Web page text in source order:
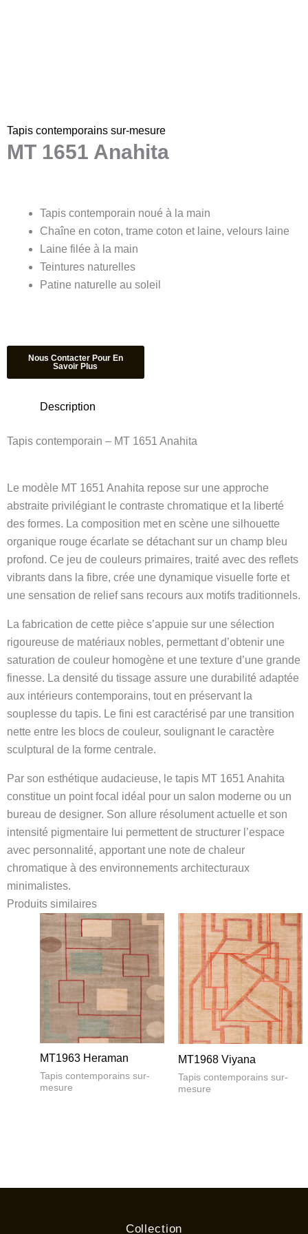
Tapis contemporains sur-mesure
MT 1651 Anahita
Tapis contemporain noué à la main
Chaîne en coton, trame coton et laine, velours laine
Laine filée à la main
Teintures naturelles
Patine naturelle au soleil
Description
Tapis contemporain – MT 1651 Anahita
Le modèle MT 1651 Anahita repose sur une approche
abstraite privilégiant le contraste chromatique et la liberté
des formes. La composition met en scène une silhouette
organique rouge écarlate se détachant sur un champ bleu
profond. Ce jeu de couleurs primaires, traité avec des reflets
vibrants dans la fibre, crée une dynamique visuelle forte et
une sensation de relief sans recours aux motifs traditionnels.
La fabrication de cette pièce s’appuie sur une sélection
rigoureuse de matériaux nobles, permettant d’obtenir une
saturation de couleur homogène et une texture d’une grande
finesse. La densité du tissage assure une durabilité adaptée
aux intérieurs contemporains, tout en préservant la
souplesse du tapis. Le fini est caractérisé par une transition
nette entre les blocs de couleur, soulignant le caractère
sculptural de la forme centrale.
Par son esthétique audacieuse, le tapis MT 1651 Anahita
constitue un point focal idéal pour un salon moderne ou un
bureau de designer. Son allure résolument actuelle et son
intensité pigmentaire lui permettent de structurer l’espace
avec personnalité, apportant une note de chaleur
chromatique à des environnements architecturaux
minimalistes.
Produits similaires
MT1963 Heraman
Tapis contemporains sur-
mesure
MT1968 Viyana
Tapis contemporains sur-
mesure
Collection